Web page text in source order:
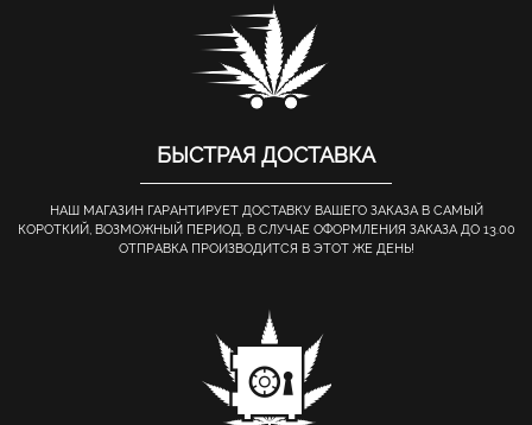
БЫСТРАЯ ДОСТАВКА
НАШ МАГАЗИН ГАРАНТИРУЕТ ДОСТАВКУ ВАШЕГО ЗАКАЗА В САМЫЙ
КОРОТКИЙ, ВОЗМОЖНЫЙ ПЕРИОД. В СЛУЧАЕ ОФОРМЛЕНИЯ ЗАКАЗА ДО 13.00
ОТПРАВКА ПРОИЗВОДИТСЯ В ЭТОТ ЖЕ ДЕНЬ!